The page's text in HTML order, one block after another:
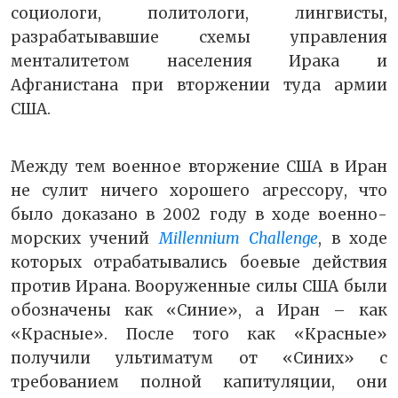
социологи, политологи, лингвисты,
разрабатывавшие схемы управления
менталитетом населения Ирака и
Афганистана при вторжении туда армии
США.
Между тем военное вторжение США в Иран
не сулит ничего хорошего агрессору, что
было доказано в 2002 году в ходе военно-
морских ученийMillennium Challenge, в ходе
которых отрабатывались боевые действия
против Ирана. Вооруженные силы США были
обозначены как «Синие», а Иран – как
«Красные». После того как «Красные»
получили ультиматум от «Синих» с
требованием полной капитуляции, они